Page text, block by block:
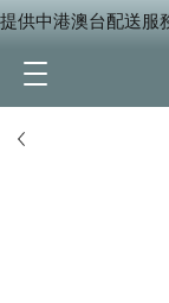
提供中港澳台配送服